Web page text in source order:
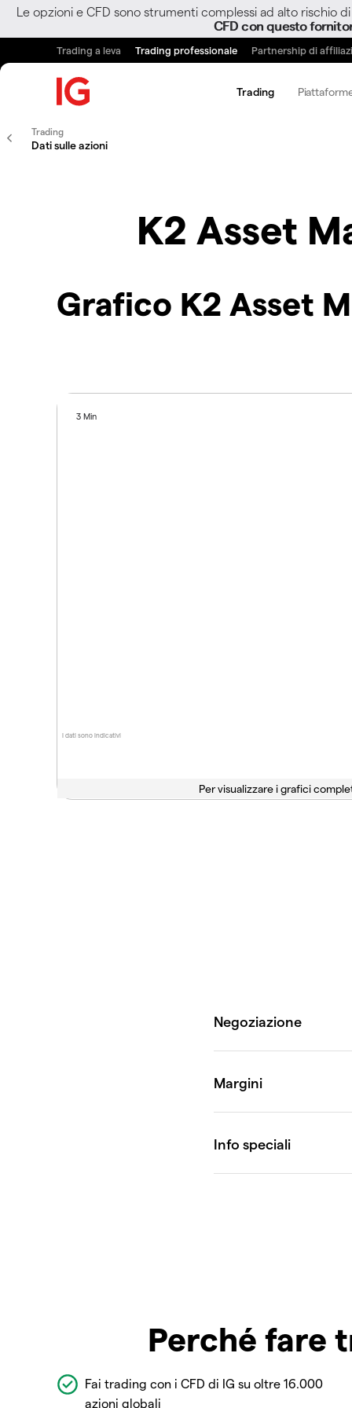
Le opzioni e CFD sono strumenti complessi ad alto rischio
CFD con questo
Trading a leva Trading professionale Partnership di
Trading
Trading
Dati sulle azioni
K2 Asset
Grafico K2 Asset
I dati sono indicativi
3 Min
Per visualizzare i grafici
Perché fare
Fai trading con i CFD di IG su oltre 16.000
azioni globali